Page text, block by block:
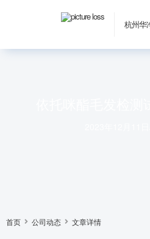
杭州华
首页 公司动态 文章详情